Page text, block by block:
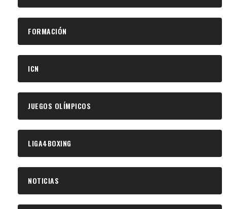
FORMACIÓN
ICN
JUEGOS OLÍMPICOS
LIGA4BOXING
NOTICIAS